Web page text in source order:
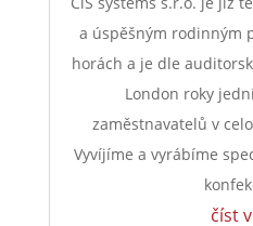
a úspěšným rodinným
horách a je dle
London roky
zaměstnavatelů v
Vyvíjíme a vyrábíme
číst